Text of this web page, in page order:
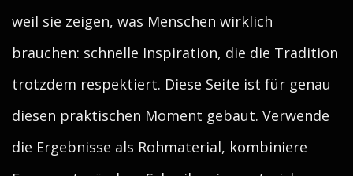
weil sie zeigen, was Menschen wirklich
brauchen: schnelle Inspiration, die die Tradition
trotzdem respektiert. Diese Seite ist für genau
diesen praktischen Moment gebaut. Verwende
die Ergebnisse als Rohmaterial, kombiniere